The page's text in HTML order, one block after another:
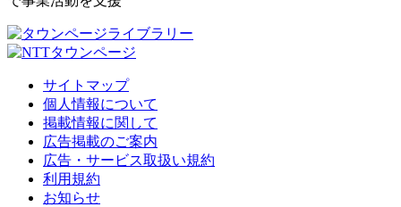
サイトマップ
個人情報について
掲載情報に関して
広告掲載のご案内
広告・サービス取扱い規約
利用規約
お知らせ